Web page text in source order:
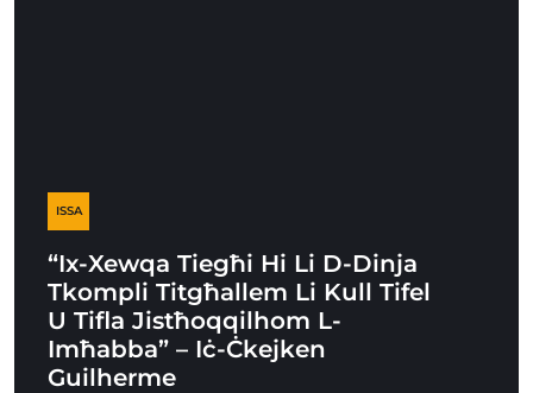
ISSA
“Ix-Xewqa Tiegħi Hi Li D-Dinja
Tkompli Titgħallem Li Kull Tifel
U Tifla Jistħoqqilhom L-
Imħabba” – Iċ-Ċkejken
Guilherme